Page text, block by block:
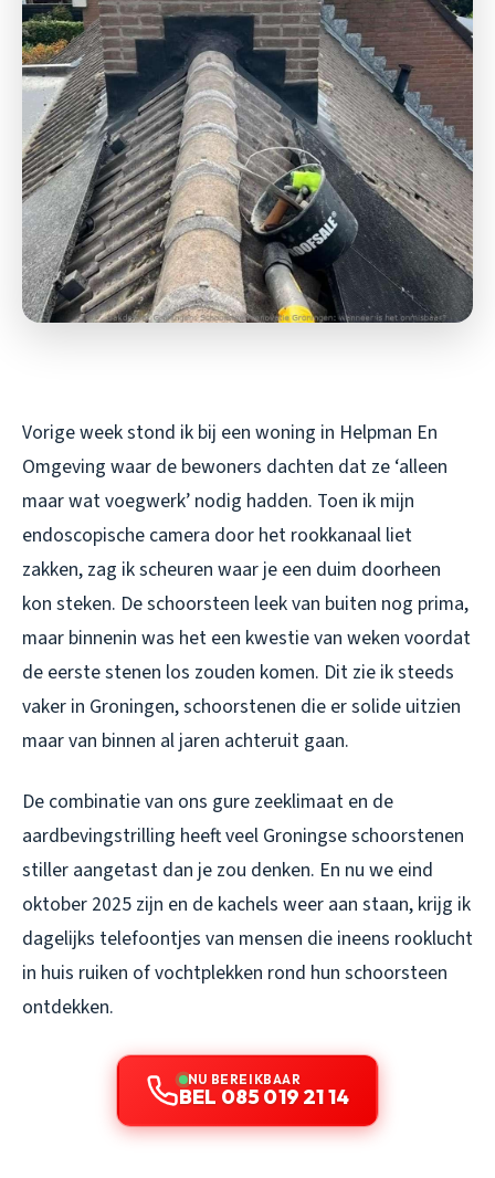
Vorige week stond ik bij een woning in Helpman En
Omgeving waar de bewoners dachten dat ze ‘alleen
maar wat voegwerk’ nodig hadden. Toen ik mijn
endoscopische camera door het rookkanaal liet
zakken, zag ik scheuren waar je een duim doorheen
kon steken. De schoorsteen leek van buiten nog prima,
maar binnenin was het een kwestie van weken voordat
de eerste stenen los zouden komen. Dit zie ik steeds
vaker in Groningen, schoorstenen die er solide uitzien
maar van binnen al jaren achteruit gaan.
De combinatie van ons gure zeeklimaat en de
aardbevingstrilling heeft veel Groningse schoorstenen
stiller aangetast dan je zou denken. En nu we eind
oktober 2025 zijn en de kachels weer aan staan, krijg ik
dagelijks telefoontjes van mensen die ineens rooklucht
in huis ruiken of vochtplekken rond hun schoorsteen
ontdekken.
NU BEREIKBAAR
BEL 085 019 21 14